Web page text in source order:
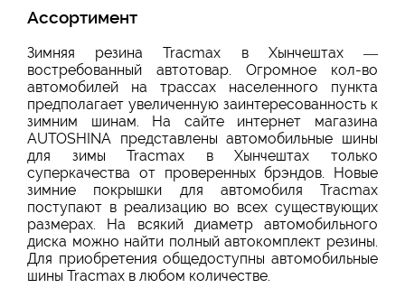
Ассортимент
Зимняя резина Tracmax в Хынчештах —
востребованный автотовар. Огромное кол-во
автомобилей на трассах населенного пункта
предполагает увеличенную заинтересованность к
зимним шинам. На сайте интернет магазина
AUTOSHINA представлены автомобильные шины
для зимы Tracmax в Хынчештах только
суперкачества от проверенных брэндов. Новые
зимние покрышки для автомобиля Tracmax
поступают в реализацию во всех существующих
размерах. На всякий диаметр автомобильного
диска можно найти полный автокомплект резины.
Для приобретения общедоступны автомобильные
шины Tracmax в любом количестве.